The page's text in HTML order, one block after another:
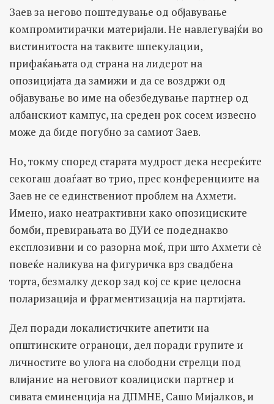
Заев за негово поштедување од објавување
компромитирачки материјали. Не навлегувајќи во
вистинитоста на таквите шпекулации,
прифаќањата од страна на лидерот на
опозицијата да замижи и да се воздржи од
објавување во име на обезбедување партнер од
албанскиот кампус, на среден рок сосем извесно
може да биде погубно за самиот Заев.
Но, токму според старата мудрост дека несреќите
секогаш доаѓаат во трио, прес конференциите на
Заев не се единствениот проблем на Ахмети.
Имено, иако неатрактивни како опозициските
бомби, превирањата во ДУИ се подеднакво
експлозивни и со разорна моќ, при што Ахмети сѐ
повеќе наликува на фигуричка врз свадбена
торта, безмалку декор зад кој се крие целосна
поларизација и фрагментизација на партијата.
Дел поради локалистичките апетити на
општинските ограноци, дел поради групите и
личностите во улога на слободни стрелци под
влијание на неговиот коалициски партнер и
сивата еминенција на ДПМНЕ, Сашо Мијалков, и